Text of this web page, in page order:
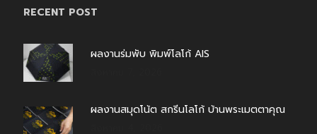
RECENT POST
ผลงานร่มพับ พิมพ์โลโก้ AIS
ผลงานสมุดโน้ต สกรีนโลโก้ บ้านพระเมตตาคุณ